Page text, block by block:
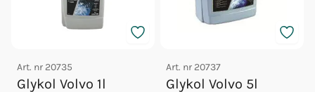
Art. nr 20735
Glykol Volvo 1l
Art. nr 20737
Glykol Volvo 5l